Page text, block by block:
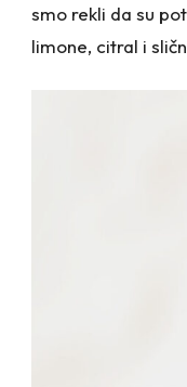
smo rekli da su
limone, citral i